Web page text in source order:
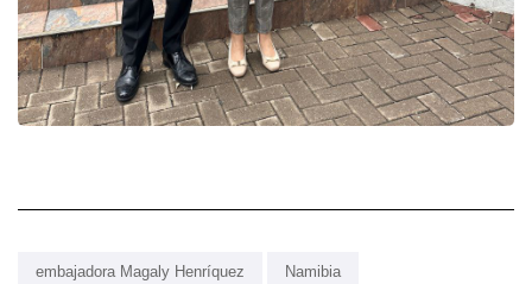
embajadora Magaly Henríquez Namibia